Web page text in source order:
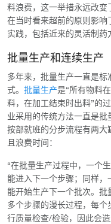
料浪费，这一举措永远改变
在当时看来超前的原则影响
实践，包括近来的灵活制药
批量生产和连续生产
多年来，批量生产一直是标
式。 批量生产是“所有物料
料，在加工结束时出料”的
业采用的传统方法一直是批
按部就班的分步流程有两
且浪费时间：
“在批量生产过程中，一个
能进入下一个步骤；同样，
能开始生产下一个批次。批
多个步骤的漫长过程，每个
行质量检查/检验，因此会